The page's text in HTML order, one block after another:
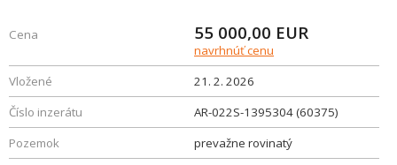
Cena 55 000,00 EUR
navrhnúť cenu
Vložené
21. 2. 2026
Číslo inzerátu
AR-022S-1395304 (60375)
Pozemok
prevažne rovinatý